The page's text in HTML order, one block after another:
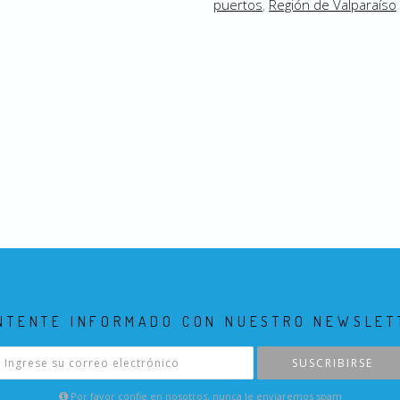
puertos, Región de Valparaíso
INFORMADO CON NUESTRO
SUSCRIBIRSE
Por favor confie en nosotros, nunca le enviaremos spam